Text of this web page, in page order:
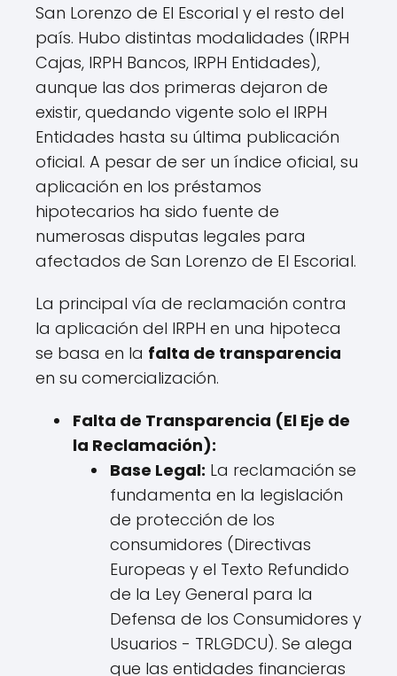
San Lorenzo de El Escorial y el resto del
país. Hubo distintas modalidades (IRPH
Cajas, IRPH Bancos, IRPH Entidades),
aunque las dos primeras dejaron de
existir, quedando vigente solo el IRPH
Entidades hasta su última publicación
oficial. A pesar de ser un índice oficial, su
aplicación en los préstamos
hipotecarios ha sido fuente de
numerosas disputas legales para
afectados de San Lorenzo de El Escorial.
La principal vía de reclamación contra
la aplicación del IRPH en una hipoteca
se basa en la falta de transparencia
en su comercialización.
Falta de Transparencia (El Eje de
la Reclamación):
Base Legal: La reclamación se
fundamenta en la legislación
de protección de los
consumidores (Directivas
Europeas y el Texto Refundido
de la Ley General para la
Defensa de los Consumidores y
Usuarios - TRLGDCU). Se alega
que las entidades financieras